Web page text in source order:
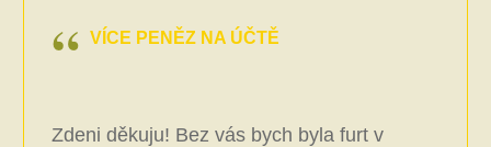
VÍCE PENĚZ NA ÚČTĚ
Zdeni děkuju! Bez vás bych byla furt v